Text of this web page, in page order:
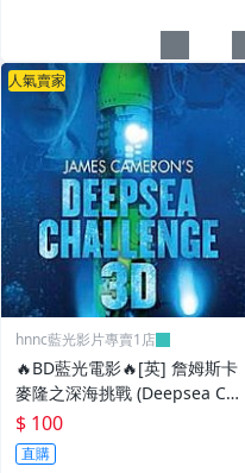
人氣賣家
hnnc藍光影片專賣1店
🔥BD藍光電影🔥[英] 詹姆斯卡
麥隆之深海挑戰 (Deepsea Ch
allenge) (2014)[台版字幕]
$ 100
直購